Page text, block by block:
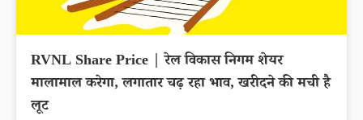
RVNL Share Price | रेल विकास निगम शेयर
मालामाल करेगा, लगातार चढ़ रहा भाव, खरीदने की मची है
लूट